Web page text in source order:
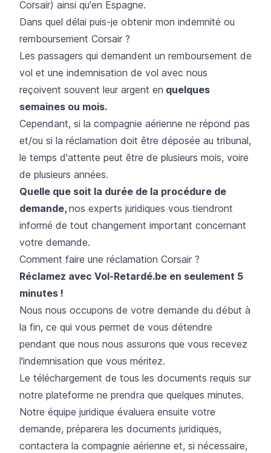
Corsair) ainsi qu'en Espagne.
Dans quel délai puis-je obtenir mon indemnité ou
remboursement Corsair ?
Les passagers qui demandent un remboursement de
vol et une indemnisation de vol avec nous
reçoivent souvent leur argent en quelques
semaines ou mois.
Cependant, si la compagnie aérienne ne répond pas
et/ou si la réclamation doit être déposée au tribunal,
le temps d'attente peut être de plusieurs mois, voire
de plusieurs années.
Quelle que soit la durée de la procédure de
demande, nos experts juridiques vous tiendront
informé de tout changement important concernant
votre demande.
Comment faire une réclamation Corsair ?
Réclamez avec Vol-Retardé.be en seulement 5
minutes !
Nous nous occupons de votre demande du début à
la fin, ce qui vous permet de vous détendre
pendant que nous nous assurons que vous recevez
l'indemnisation que vous méritez.
Le téléchargement de tous les documents requis sur
notre plateforme ne prendra que quelques minutes.
Notre équipe juridique évaluera ensuite votre
demande, préparera les documents juridiques,
contactera la compagnie aérienne et, si nécessaire,